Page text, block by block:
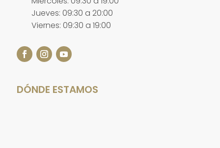
Jueves: 09:30 a 20:00
Viernes: 09:30 a 19:00
DÓNDE ESTAMOS